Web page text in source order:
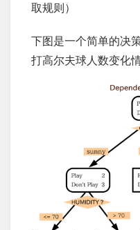
取规则）
下图是一个简单的决
打高尔夫球人数变化